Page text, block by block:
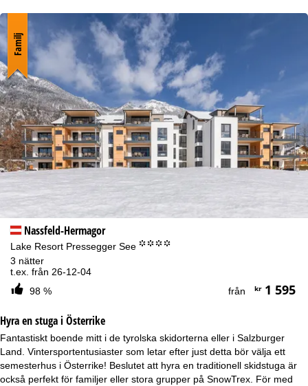
Nassfeld-Hermagor
Lake Resort Pressegger See °°°°
3 nätter
t.ex. från 26-12-04
98 %
från kr1 595
Familj
Hyra en stuga i Österrike
Fantastiskt boende mitt i de tyrolska skidorterna eller i Salzburger
Land. Vintersportentusiaster som letar efter just detta bör välja ett
semesterhus i Österrike! Beslutet att hyra en traditionell skidstuga är
också perfekt för familjer eller stora grupper på SnowTrex. För med